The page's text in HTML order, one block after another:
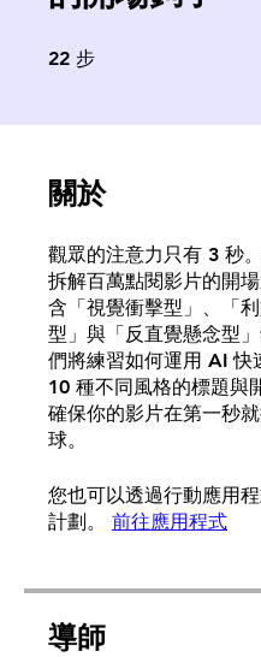
22 步
關於
觀眾的注意力只有 3 秒
拆解百萬點閱影片的開
含「視覺衝擊型」、「
型」與「反直覺懸念型
們將練習如何運用 AI 快
10 種不同風格的標題與
確保你的影片在第一秒
球。
您也可以透過行動應用
計劃。
前往應用程式
導師